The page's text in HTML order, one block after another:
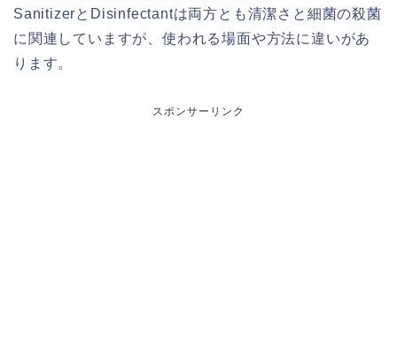
SanitizerとDisinfectantは両方とも清潔さと細菌の殺菌
に関連していますが、使われる場面や方法に違いがあ
ります。
スポンサーリンク